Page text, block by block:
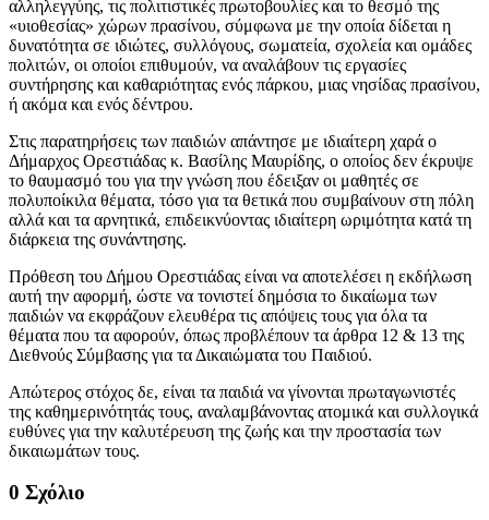
αλληλεγγύης, τις πολιτιστικές πρωτοβουλίες και το θεσμό της
«υιοθεσίας» χώρων πρασίνου, σύμφωνα με την οποία δίδεται η
δυνατότητα σε ιδιώτες, συλλόγους, σωματεία, σχολεία και ομάδες
πολιτών, οι οποίοι επιθυμούν, να αναλάβουν τις εργασίες
συντήρησης και καθαριότητας ενός πάρκου, μιας νησίδας πρασίνου,
ή ακόμα και ενός δέντρου.
Στις παρατηρήσεις των παιδιών απάντησε με ιδιαίτερη χαρά ο
Δήμαρχος Ορεστιάδας κ. Βασίλης Μαυρίδης, ο οποίος δεν έκρυψε
το θαυμασμό του για την γνώση που έδειξαν οι μαθητές σε
πολυποίκιλα θέματα, τόσο για τα θετικά που συμβαίνουν στη πόλη
αλλά και τα αρνητικά, επιδεικνύοντας ιδιαίτερη ωριμότητα κατά τη
διάρκεια της συνάντησης.
Πρόθεση του Δήμου Ορεστιάδας είναι να αποτελέσει η εκδήλωση
αυτή την αφορμή, ώστε να τονιστεί δημόσια το δικαίωμα των
παιδιών να εκφράζουν ελευθέρα τις απόψεις τους για όλα τα
θέματα που τα αφορούν, όπως προβλέπουν τα άρθρα 12 & 13 της
Διεθνούς Σύμβασης για τα Δικαιώματα του Παιδιού.
Απώτερος στόχος δε, είναι τα παιδιά να γίνονται πρωταγωνιστές
της καθημερινότητάς τους, αναλαμβάνοντας ατομικά και συλλογικά
ευθύνες για την καλυτέρευση της ζωής και την προστασία των
δικαιωμάτων τους.
0 Σχόλιο